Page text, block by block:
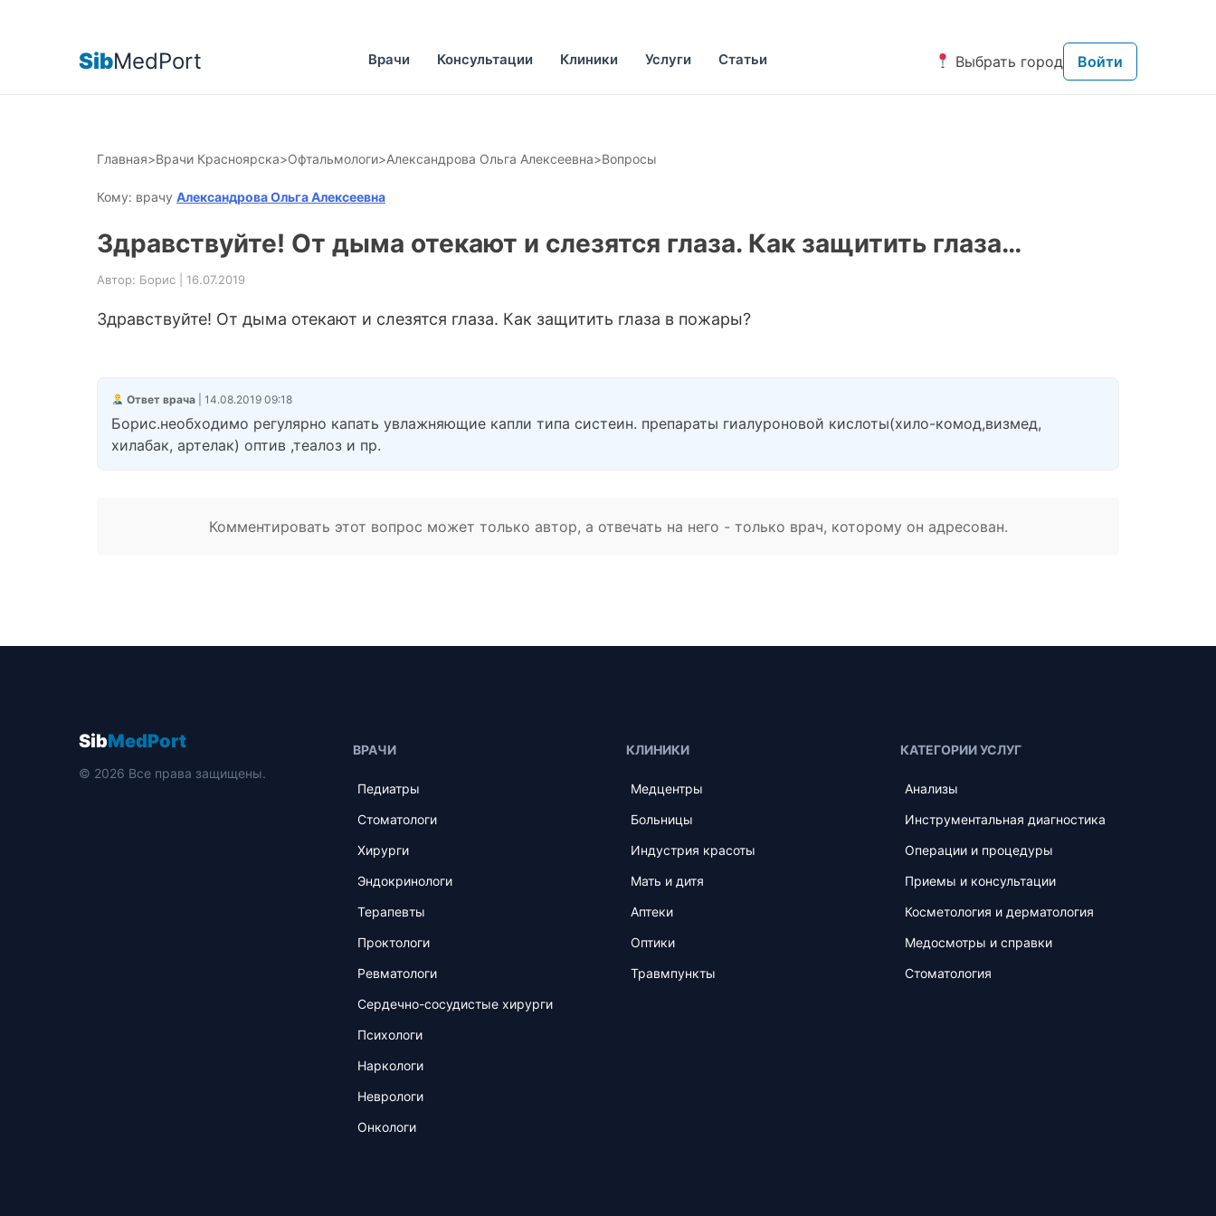
SibMedPort Врачи Консультации Клиники Услуги Статьи Выбрать город Войти
Главная>Врачи Красноярска>Офтальмологи>Александрова Ольга Алексеевна>Вопросы
Кому: врачу Александрова Ольга Алексеевна
Здравствуйте! От дыма отекают и слезятся глаза. Как защитить глаза…
Автор: Борис | 16.07.2019
Здравствуйте! От дыма отекают и слезятся глаза. Как защитить глаза в пожары?
Ответ врача| 14.08.2019 09:18
Борис.необходимо регулярно капать увлажняющие капли типа систеин. препараты гиалуроновой кислоты(хило-комод,визмед,
хилабак, артелак) оптив ,теалоз и пр.
Комментировать этот вопрос может только автор, а отвечать на него - только врач, которому он адресован.
SibMedPort
© 2026 Все права защищены.
ВРАЧИ
Педиатры
Стоматологи
Хирурги
Эндокринологи
Терапевты
Проктологи
Ревматологи
Сердечно-сосудистые хирурги
Психологи
Наркологи
Неврологи
Онкологи
КЛИНИКИ
Медцентры
Больницы
Индустрия красоты
Мать и дитя
Аптеки
Оптики
Травмпункты
КАТЕГОРИИ УСЛУГ
Анализы
Инструментальная диагностика
Операции и процедуры
Приемы и консультации
Косметология и дерматология
Медосмотры и справки
Стоматология